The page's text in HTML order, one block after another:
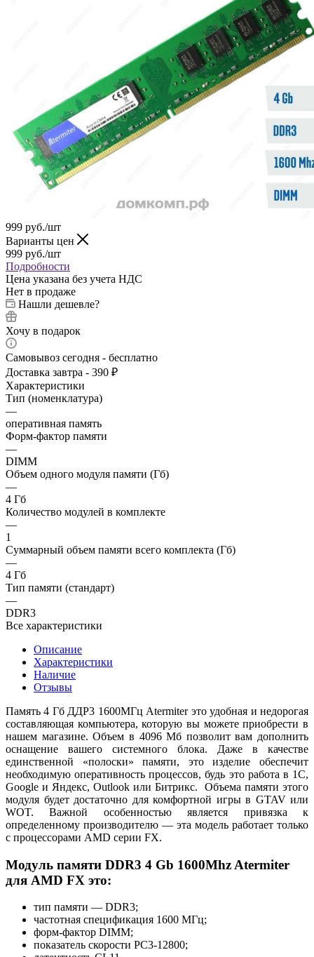
999 руб./шт
Варианты цен
999 руб./шт
Подробности
Цена указана без учета НДС
Нет в продаже
Нашли дешевле?
Хочу в подарок
Самовывоз сегодня - бесплатно
Доставка завтра - 390 ₽
Характеристики
Тип (номенклатура)
—
оперативная память
Форм-фактор памяти
—
DIMM
Объем одного модуля памяти (Гб)
—
4 Гб
Количество модулей в комплекте
—
1
Суммарный объем памяти всего комплекта (Гб)
—
4 Гб
Тип памяти (стандарт)
—
DDR3
Все характеристики
Описание
Характеристики
Наличие
Отзывы
Память 4 Гб ДДР3 1600МГц Atermiter это удобная и недорогая
составляющая компьютера, которую вы можете приобрести в
нашем магазине. Объем в 4096 Мб позволит вам дополнить
оснащение вашего системного блока. Даже в качестве
единственной «полоски» памяти, это изделие обеспечит
необходимую оперативность процессов, будь это работа в 1С,
Google и Яндекс, Outlook или Битрикс. Объема памяти этого
модуля будет достаточно для комфортной игры в GTAV или
WOT. Важной особенностью является привязка к
определенному производителю — эта модель работает только
с процессорами AMD серии FX.
Модуль памяти DDR3 4 Gb 1600Mhz Atermiter
для AMD FX это:
тип памяти — DDR3;
частотная спецификация 1600 МГц;
форм-фактор DIMM;
показатель скорости PC3-12800;